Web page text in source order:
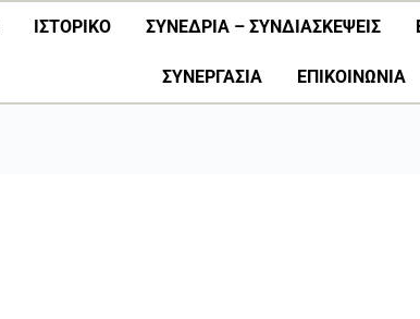
ΙΣΤΟΡΙΚΟ ΣΥΝΕΔΡΙΑ – ΣΥΝΔΙΑΣΚΕΨΕΙΣ
ΣΥΝΕΡΓΑΣΊΑ ΕΠΙΚΟΙΝΩΝΙΑ